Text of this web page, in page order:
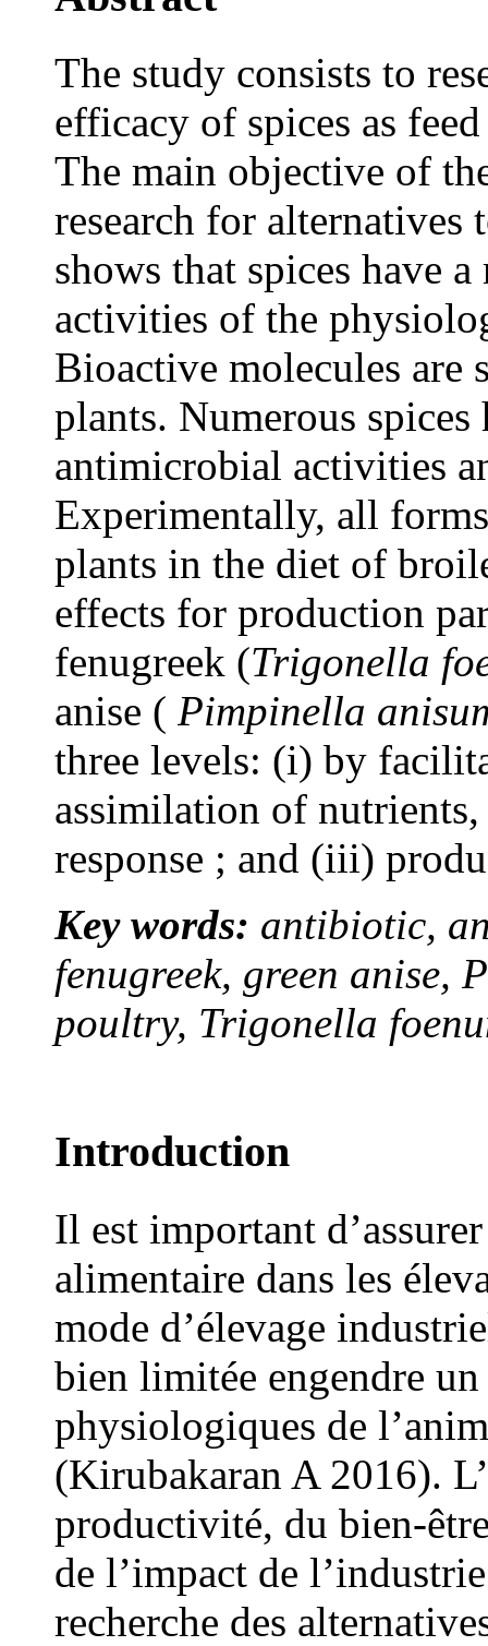
The study consists to
efficacy of spices as
The main objective of
research for alternatives
shows that spices have
activities of the
Bioactive molecules are
plants. Numerous
antimicrobial activities
Experimentally, all
plants in the diet of
effects for production
fenugreek (Trigonella
anise ( Pimpinella
three levels: (i) by
assimilation of
response ; and (iii)
Key words: antibiotic,
fenugreek, green anise,
poultry, Trigonella
Introduction
Il est important
alimentaire dans les
mode d’élevage
bien limitée engendre
physiologiques de
(Kirubakaran A 2016).
productivité, du bien-
de l’impact de
recherche des